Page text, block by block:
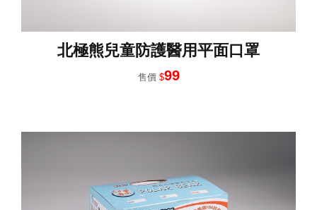
北極熊兒童防護醫用平面口罩
售價 $99